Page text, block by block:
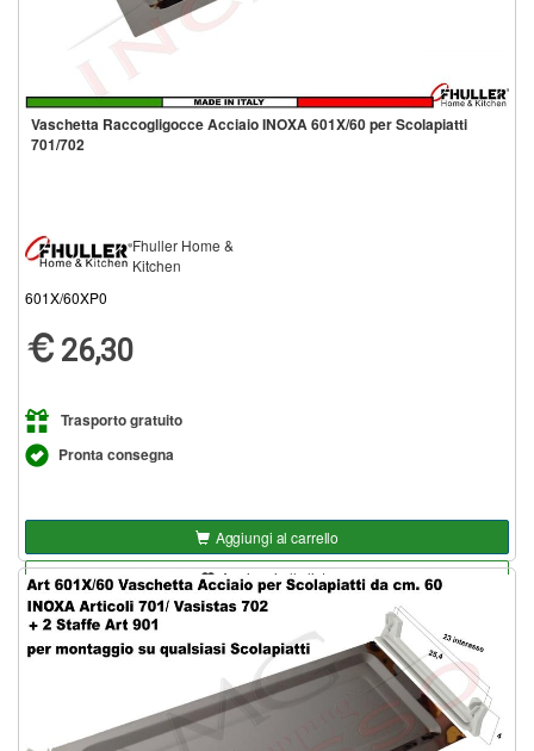
Vaschetta Raccogligocce Acciaio INOXA 601X/60 per Scolapiatti
701/702
Fhuller Home &
Kitchen
601X/60XP0
26,30
Trasporto gratuito
Pronta consegna
Aggiungi al carrello
Aggiungi alla lista